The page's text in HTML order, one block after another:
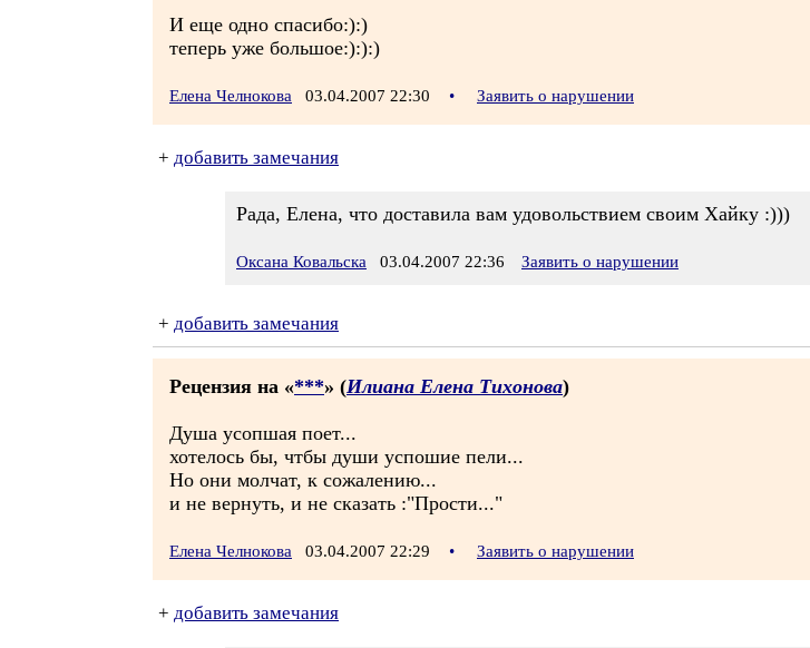
И еще одно спасибо:):)
теперь уже большое:):):)
Елена Челнокова 03.04.2007 22:30 • Заявить о нарушении
+ добавить замечания
Рада, Елена, что доставила вам удовольствием своим Хайку :)))
Оксана Ковальска 03.04.2007 22:36 Заявить о нарушении
+ добавить замечания
Рецензия на «***» (Илиана Елена Тихонова)
Душа усопшая поет...
хотелось бы, чтбы души успошие пели...
Но они молчат, к сожалению...
и не вернуть, и не сказать :"Прости..."
Елена Челнокова 03.04.2007 22:29 • Заявить о нарушении
+ добавить замечания